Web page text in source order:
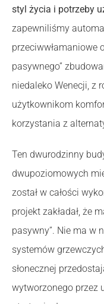
styl życia i potrzeby
zapewniliśmy
przeciwwłamaniowe
pasywnego”
niedaleko Wenecji, z
użytkownikom
korzystania z
Ten dwurodzinny
dwupoziomowych
został w całości
projekt zakładał, że
pasywny”. Nie ma w
systemów
słonecznej
wytworzonego przez